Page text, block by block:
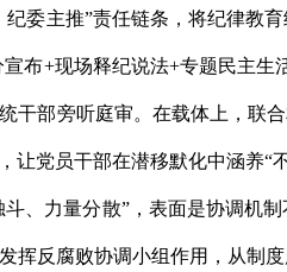
委主推”责任链条，将纪律教
布+现场释纪说法+专题民主
干部旁听庭审。在载体上，联
党员干部在潜移默化中涵养“
、力量分散”，表面是协调机
挥反腐败协调小组作用，从制